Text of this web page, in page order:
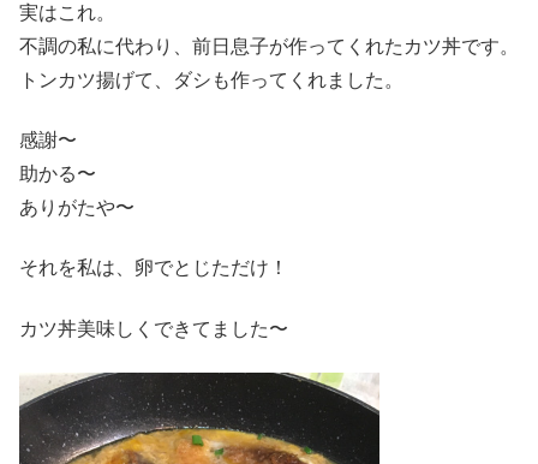
実はこれ。
不調の私に代わり、前日息子が作ってくれたカツ丼です。
トンカツ揚げて、ダシも作ってくれました。
感謝〜
助かる〜
ありがたや〜
それを私は、卵でとじただけ！
カツ丼美味しくできてました〜